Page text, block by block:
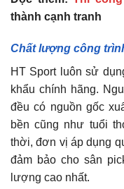
thành cạnh tranh
Chất lượng công
HT Sport luôn sử
khẩu chính hãng.
đều có nguồn gốc
bền cũng như tuổi
thời, đơn vị áp dụng
đảm bảo cho sân
lượng cao nhất.